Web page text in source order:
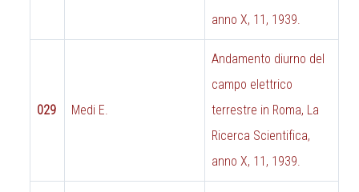
anno X, 11, 1939.
029 Medi E.
Andamento diurno del
campo elettrico
terrestre in Roma, La
Ricerca Scientifica,
anno X, 11, 1939.